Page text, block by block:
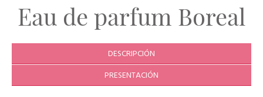
Eau de parfum Boreal
DESCRIPCIÓN
PRESENTACIÓN